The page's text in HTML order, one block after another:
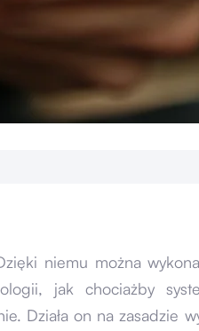
niemu można
jak chociażby
Działa on na zasadzie